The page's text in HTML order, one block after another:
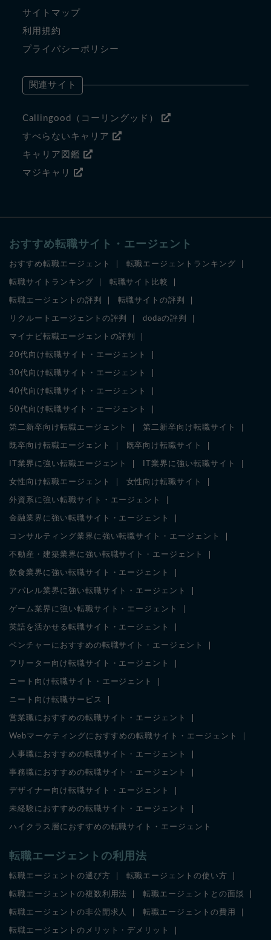
サイトマップ
利用規約
プライバシーポリシー
関連サイト
Callingood（コーリングッド）
すべらないキャリア
キャリア図鑑
マジキャリ
おすすめ転職サイト・エージェント
おすすめ転職エージェント 転職エージェントランキング
転職サイトランキング 転職サイト比較
転職エージェントの評判 転職サイトの評判
リクルートエージェントの評判 dodaの評判
マイナビ転職エージェントの評判
20代向け転職サイト・エージェント
30代向け転職サイト・エージェント
40代向け転職サイト・エージェント
50代向け転職サイト・エージェント
第二新卒向け転職エージェント 第二新卒向け転職サイト
既卒向け転職エージェント 既卒向け転職サイト
IT業界に強い転職エージェント IT業界に強い転職サイト
女性向け転職エージェント 女性向け転職サイト
外資系に強い転職サイト・エージェント
金融業界に強い転職サイト・エージェント
コンサルティング業界に強い転職サイト・エージェント
不動産・建築業界に強い転職サイト・エージェント
飲食業界に強い転職サイト・エージェント
アパレル業界に強い転職サイト・エージェント
ゲーム業界に強い転職サイト・エージェント
英語を活かせる転職サイト・エージェント
ベンチャーにおすすめの転職サイト・エージェント
フリーター向け転職サイト・エージェント
ニート向け転職サイト・エージェント
ニート向け転職サービス
営業職におすすめの転職サイト・エージェント
Webマーケティングにおすすめの転職サイト・エージェント
人事職におすすめの転職サイト・エージェント
事務職におすすめの転職サイト・エージェント
デザイナー向け転職サイト・エージェント
未経験におすすめの転職サイト・エージェント
ハイクラス層におすすめの転職サイト・エージェント
転職エージェントの利用法
転職エージェントの選び方 転職エージェントの使い方
転職エージェントの複数利用法 転職エージェントとの面談
転職エージェントの非公開求人 転職エージェントの費用
転職エージェントのメリット・デメリット